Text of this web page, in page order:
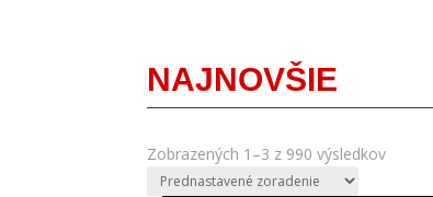
NAJNOVŠIE
Zobrazených 1–3 z 990 výsledkov